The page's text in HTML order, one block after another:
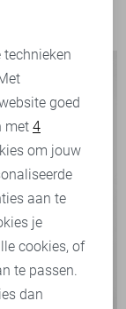
goed
met 4
om jouw
aan te
je
cookies, of
te passen.
dan